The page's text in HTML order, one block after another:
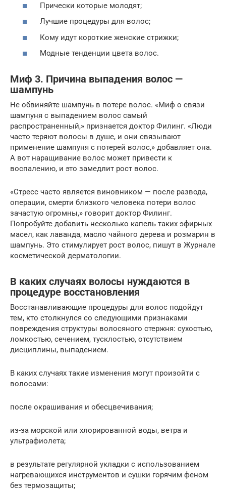
Прически которые молодят;
Лучшие процедуры для волос;
Кому идут короткие женские стрижки;
Модные тенденции цвета волос.
Миф 3. Причина выпадения волос —
шампунь
Не обвиняйте шампунь в потере волос. «Миф о связи
шампуня с выпадением волос самый
распространенный,» признается доктор Филинг. «Люди
часто теряют волосы в душе, и они связывают
применение шампуня с потерей волос,» добавляет она.
А вот наращивание волос может привести к
воспалению, и это замедлит рост волос.
«Стресс часто является виновником — после развода,
операции, смерти близкого человека потери волос
зачастую огромны,» говорит доктор Филинг.
Попробуйте добавить несколько капель таких эфирных
масел, как лаванда, масло чайного дерева и розмарин в
шампунь. Это стимулирует рост волос, пишут в Журнале
косметической дерматологии.
В каких случаях волосы нуждаются в
процедуре восстановления
Восстанавливающие процедуры для волос подойдут
тем, кто столкнулся со следующими признаками
повреждения структуры волосяного стержня: сухостью,
ломкостью, сечением, тусклостью, отсутствием
дисциплины, выпадением.
В каких случаях такие изменения могут произойти с
волосами:
после окрашивания и обесцвечивания;
из-за морской или хлорированной воды, ветра и
ультрафиолета;
в результате регулярной укладки с использованием
нагревающихся инструментов и сушки горячим феном
без термозащиты;